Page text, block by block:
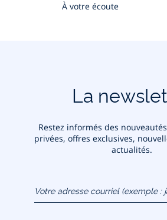
À votre écoute
La
Restez informés des
privées, offres exclusives,
actualités.
(exemple :
jacquesadit@gmail.com)